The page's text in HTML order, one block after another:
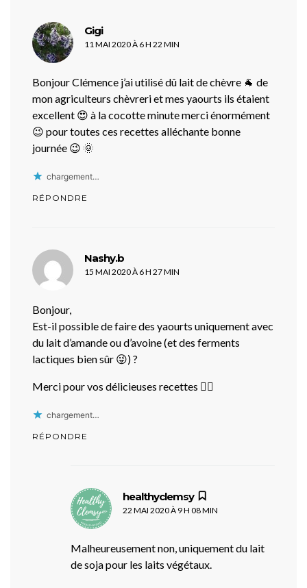
Gigidit :
11 MAI 2020 À 6 H 22 MIN
Bonjour Clémence j’ai utilisé dû lait de chèvre 🐐 de
mon agriculteurs chèvreri et mes yaourts ils étaient
excellent 😍 à la cocotte minute merci énormément
😉 pour toutes ces recettes alléchante bonne
journée 😉 🌞
chargement…
RÉPONDRE
Nashy.b
15 MAI 2020 À 6 H 27 MIN
Bonjour,
Est-il possible de faire des yaourts uniquement avec
du lait d’amande ou d’avoine (et des ferments
lactiques bien sûr 😜) ?
Merci pour vos délicieuses recettes 👍🏾
chargement…
RÉPONDRE
healthyclemsy
22 MAI 2020 À 9 H 08 MIN
Malheureusement non, uniquement du lait
de soja pour les laits végétaux.